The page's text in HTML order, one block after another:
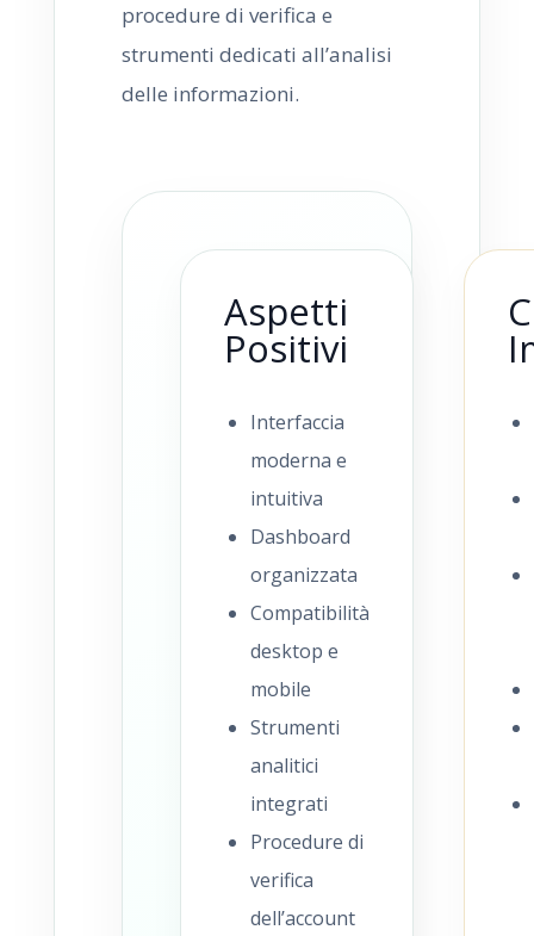
procedure di verifica e
strumenti dedicati all’analisi
delle informazioni.
Aspetti
Positivi
Interfaccia
moderna e
intuitiva
Dashboard
organizzata
Compatibilità
desktop e
mobile
Strumenti
analitici
integrati
Procedure di
verifica
dell’account